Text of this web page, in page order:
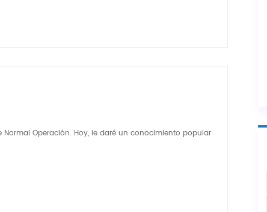
Operación. Hoy, le daré un conocimiento popular